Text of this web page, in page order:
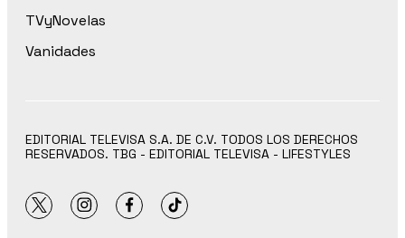
TVyNovelas
Vanidades
EDITORIAL TELEVISA S.A. DE C.V. TODOS LOS DERECHOS
RESERVADOS. TBG - EDITORIAL TELEVISA - LIFESTYLES
twitterinstagram
facebooktiktok